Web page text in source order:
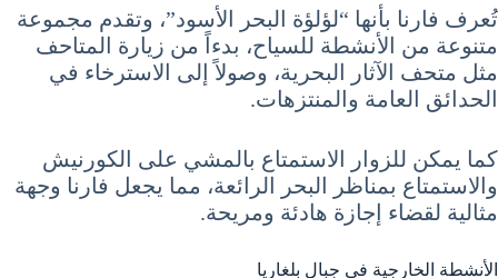
تُعرف فارنا بأنها “لؤلؤة البحر الأسود”، وتقدم مجموعة
متنوعة من الأنشطة للسياح، بدءاً من زيارة المتاحف
مثل متحف الآثار البحرية، وصولاً إلى الاسترخاء في
الحدائق العامة والمنتزهات.
كما يمكن للزوار الاستمتاع بالمشي على الكورنيش
والاستمتاع بمناظر البحر الرائعة، مما يجعل فارنا وجهة
مثالية لقضاء إجازة هادئة ومريحة.
الأنشطة الخارجية في جبال بلغاريا